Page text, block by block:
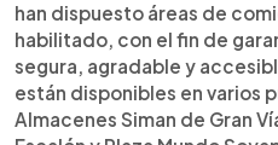
han dispuesto áreas de
habilitado, con el fin de
segura, agradable y
están disponibles en varios
Almacenes Siman de Gran